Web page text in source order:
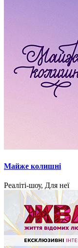
Майже колишні
Реаліті-шоу, Для неї